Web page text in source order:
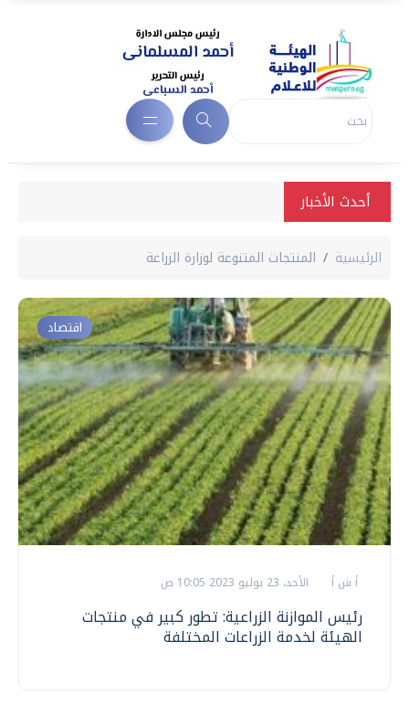
أحدث الأخبار
الرئيسية المنتجات المتنوعة لوزارة الزراعة
اقتصاد
أ ش أ الأحد، 23 يوليو 2023 10:05 ص
رئيس الموازنة الزراعية: تطور كبير في منتجات
الهيئة لخدمة الزراعات المختلفة